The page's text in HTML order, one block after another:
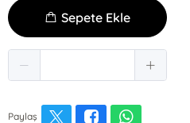
Sepete Ekle
Paylaş